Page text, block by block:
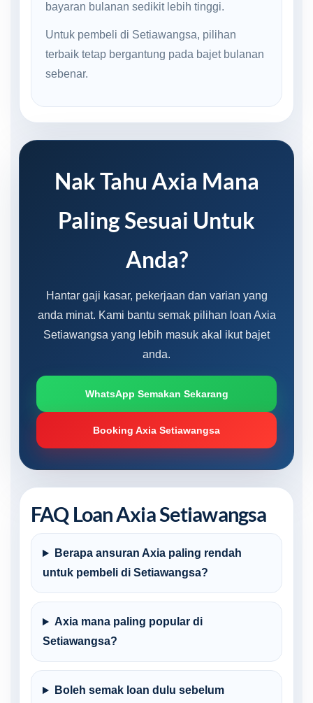
bayaran bulanan sedikit lebih tinggi.
Untuk pembeli di Setiawangsa, pilihan
terbaik tetap bergantung pada bajet bulanan
sebenar.
Nak Tahu Axia Mana
Paling Sesuai Untuk
Anda?
Hantar gaji kasar, pekerjaan dan varian yang
anda minat. Kami bantu semak pilihan loan Axia
Setiawangsa yang lebih masuk akal ikut bajet
anda.
WhatsApp Semakan Sekarang
Booking Axia Setiawangsa
FAQ Loan Axia Setiawangsa
Berapa ansuran Axia paling rendah
untuk pembeli di Setiawangsa?
Axia mana paling popular di
Setiawangsa?
Boleh semak loan dulu sebelum